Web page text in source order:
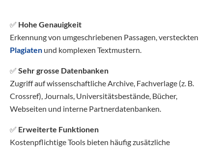
✅ Hohe Genauigkeit
Erkennung von umgeschriebenen Passagen, versteckten
Plagiaten und komplexen Textmustern.
✅ Sehr grosse Datenbanken
Zugriff auf wissenschaftliche Archive, Fachverlage (z. B.
Crossref), Journals, Universitätsbestände, Bücher,
Webseiten und interne Partnerdatenbanken.
✅ Erweiterte Funktionen
Kostenpflichtige Tools bieten häufig zusätzliche